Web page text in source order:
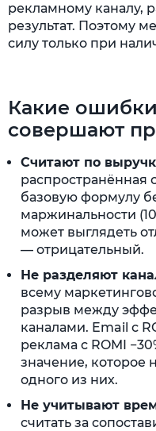
рекламному каналу,
результат. Поэтому
силу только при
Какие
совершают
Считают по
распространённая
базовую формулу
маржинальности
может выглядеть
— отрицательный.
Не разделяют
всему
разрыв между
каналами. Email с
реклама с ROMI
значение, которое
одного из них.
Не учитывают
считать за